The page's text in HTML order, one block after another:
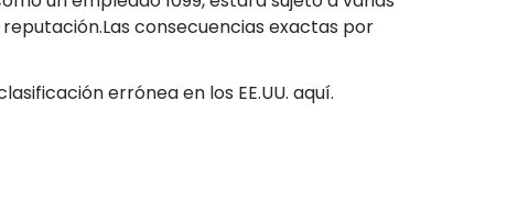
consecuencias exactas por
errónea en los EE.UU. aquí.